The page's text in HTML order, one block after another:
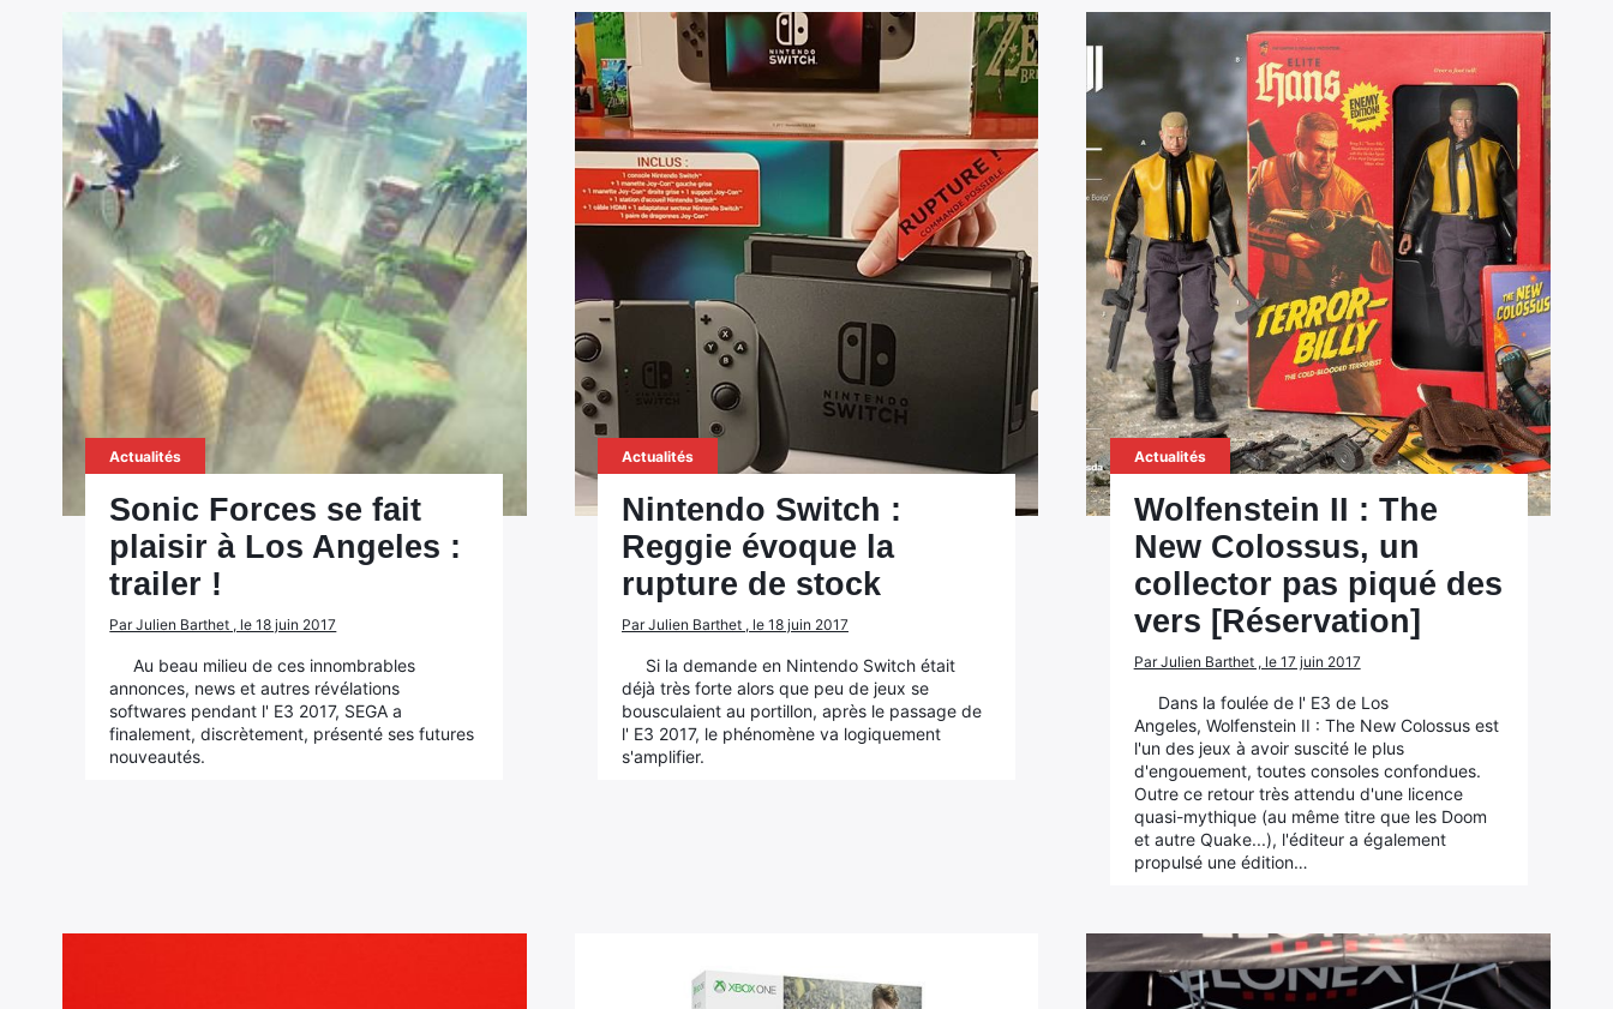
Actualités
Sonic Forces se fait
plaisir à Los Angeles :
trailer !
Par Julien Barthet , le 18 juin 2017
Au beau milieu de ces innombrables
annonces, news et autres révélations
softwares pendant l' E3 2017, SEGA a
finalement, discrètement, présenté ses futures
nouveautés.
Actualités
Nintendo Switch :
Reggie évoque la
rupture de stock
Par Julien Barthet , le 18 juin 2017
Si la demande en Nintendo Switch était
déjà très forte alors que peu de jeux se
bousculaient au portillon, après le passage de
l' E3 2017, le phénomène va logiquement
s'amplifier.
Actualités
Wolfenstein II : The
New Colossus, un
collector pas piqué des
vers [Réservation]
Par Julien Barthet , le 17 juin 2017
Dans la foulée de l' E3 de Los
Angeles, Wolfenstein II : The New Colossus est
l'un des jeux à avoir suscité le plus
d'engouement, toutes consoles confondues.
Outre ce retour très attendu d'une licence
quasi-mythique (au même titre que les Doom
et autre Quake...), l'éditeur a également
propulsé une édition…